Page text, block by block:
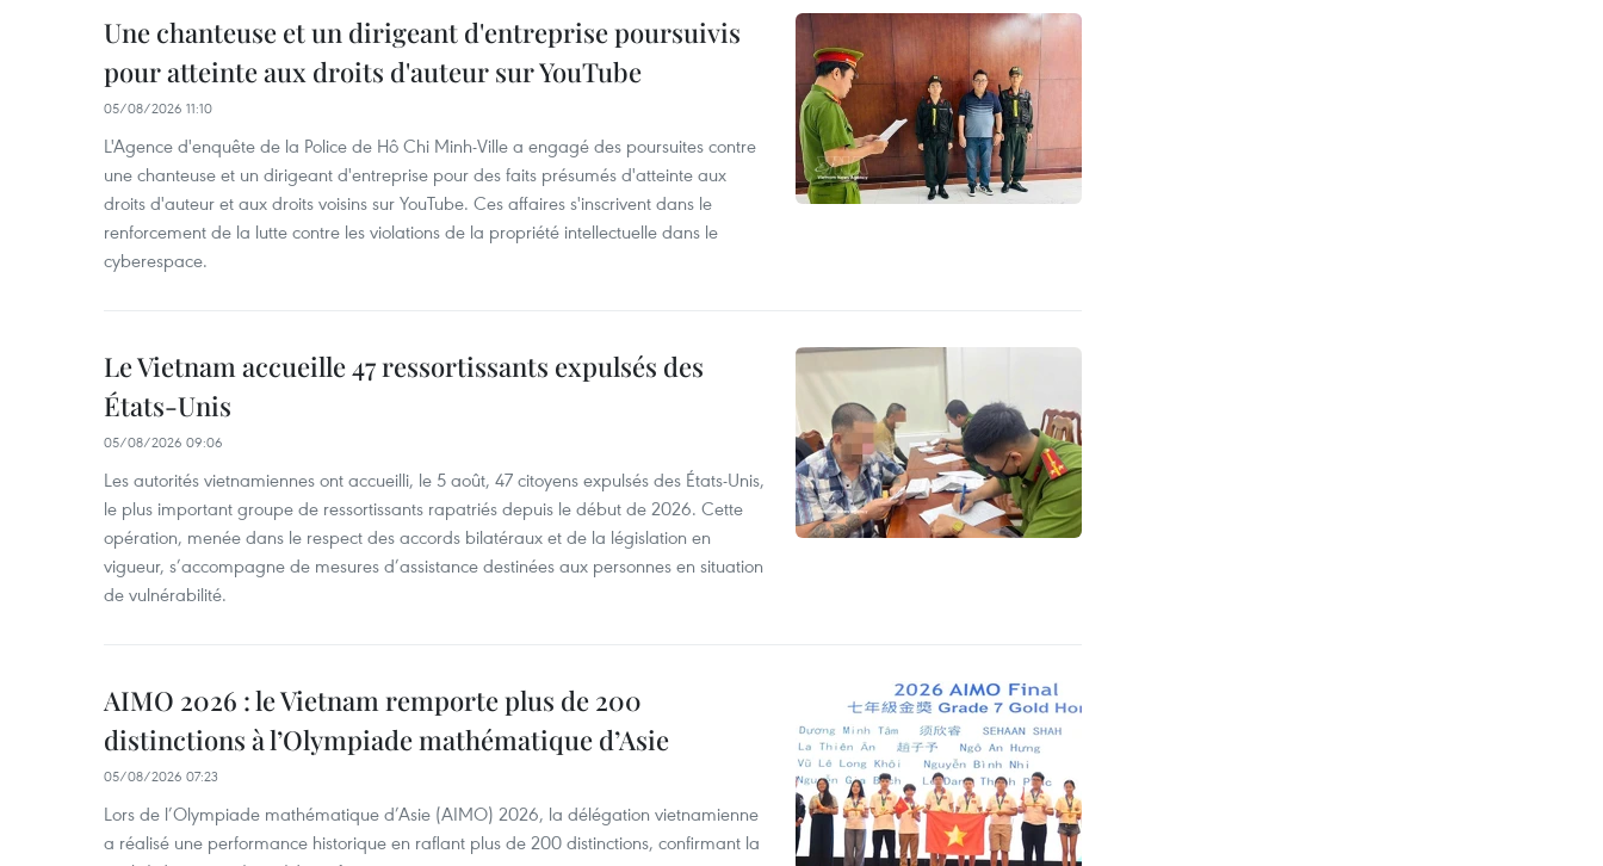
Une chanteuse et un dirigeant d'entreprise poursuivis
pour atteinte aux droits d'auteur sur YouTube
05/08/2026 11:10
L'Agence d'enquête de la Police de Hô Chi Minh-Ville a engagé des poursuites contre
une chanteuse et un dirigeant d'entreprise pour des faits présumés d'atteinte aux
droits d'auteur et aux droits voisins sur YouTube. Ces affaires s'inscrivent dans le
renforcement de la lutte contre les violations de la propriété intellectuelle dans le
cyberespace.
Le Vietnam accueille 47 ressortissants expulsés des
États-Unis
05/08/2026 09:06
Les autorités vietnamiennes ont accueilli, le 5 août, 47 citoyens expulsés des États-Unis,
le plus important groupe de ressortissants rapatriés depuis le début de 2026. Cette
opération, menée dans le respect des accords bilatéraux et de la législation en
vigueur, s’accompagne de mesures d’assistance destinées aux personnes en situation
de vulnérabilité.
AIMO 2026 : le Vietnam remporte plus de 200
distinctions à l’Olympiade mathématique d’Asie
05/08/2026 07:23
Lors de l’Olympiade mathématique d’Asie (AIMO) 2026, la délégation vietnamienne
a réalisé une performance historique en raflant plus de 200 distinctions, confirmant la